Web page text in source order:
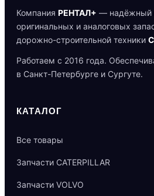
Компания РЕНТАЛ+ — надёжный
оригинальных и аналоговых
дорожно-строительной техники
Работаем с 2016 года.
в Санкт-Петербурге и Сургуте.
КАТАЛОГ
Все товары
Запчасти CATERPILLAR
Запчасти VOLVO